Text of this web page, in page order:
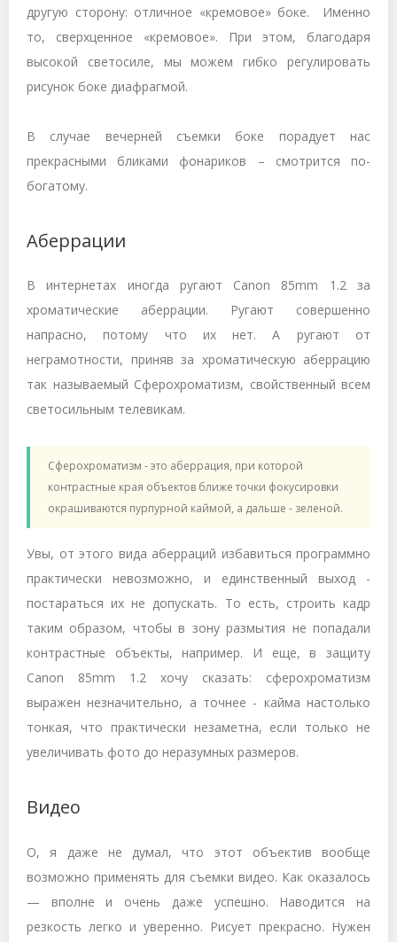
другую сторону: отличное «кремовое» боке. Именно
то, сверхценное «кремовое». При этом, благодаря
высокой светосиле, мы можем гибко регулировать
рисунок боке диафрагмой.
В случае вечерней съемки боке порадует нас
прекрасными бликами фонариков – смотрится по-
богатому.
Аберрации
В интернетах иногда ругают Canon 85mm 1.2 за
хроматические аберрации. Ругают совершенно
напрасно, потому что их нет. А ругают от
неграмотности, приняв за хроматическую аберрацию
так называемый Сферохроматизм, свойственный всем
светосильным телевикам.
Сферохроматизм - это аберрация, при которой
контрастные края объектов ближе точки фокусировки
окрашиваются пурпурной каймой, а дальше - зеленой.
Увы, от этого вида аберраций избавиться программно
практически невозможно, и единственный выход -
постараться их не допускать. То есть, строить кадр
таким образом, чтобы в зону размытия не попадали
контрастные объекты, например. И еще, в защиту
Canon 85mm 1.2 хочу сказать: сферохроматизм
выражен незначительно, а точнее - кайма настолько
тонкая, что практически незаметна, если только не
увеличивать фото до неразумных размеров.
Видео
О, я даже не думал, что этот объектив вообще
возможно применять для съемки видео. Как оказалось
— вполне и очень даже успешно. Наводится на
резкость легко и уверенно. Рисует прекрасно. Нужен